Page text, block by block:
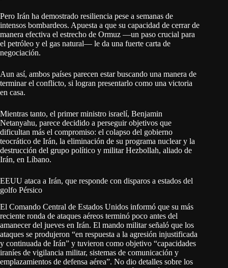
Pero Irán ha demostrado resiliencia pese a semanas de
intensos bombardeos. Apuesta a que su capacidad de cerrar de
manera efectiva el estrecho de Ormuz —un paso crucial para
el petróleo y el gas natural— le da una fuerte carta de
negociación.
Aun así, ambos países parecen estar buscando una manera de
terminar el conflicto, si logran presentarlo como una victoria
en casa.
Mientras tanto, el primer ministro israelí, Benjamin
Netanyahu, parece decidido a perseguir objetivos que
dificultan más el compromiso: el colapso del gobierno
teocrático de Irán, la eliminación de su programa nuclear y la
destrucción del grupo político y militar Hezbollah, aliado de
Irán, en Líbano.
EEUU ataca a Irán, que responde con disparos a estados del
golfo Pérsico
El Comando Central de Estados Unidos informó que su más
reciente ronda de ataques aéreos terminó poco antes del
amanecer del jueves en Irán. El mando militar señaló que los
ataques se produjeron “en respuesta a la agresión injustificada
y continuada de Irán” y tuvieron como objetivo “capacidades
iraníes de vigilancia militar, sistemas de comunicación y
emplazamientos de defensa aérea”. No dio detalles sobre los